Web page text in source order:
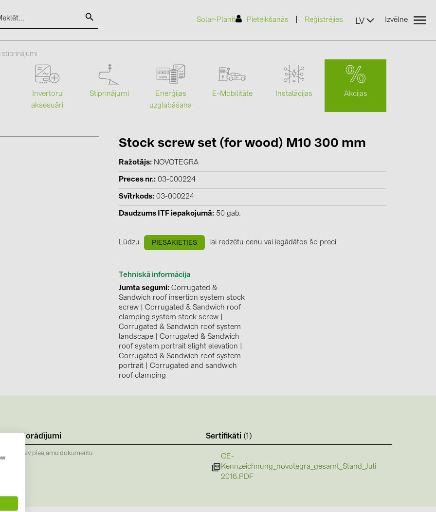
Solar-Planit Pieteikšanās Reģistrējies LV Izvēlne
SOLAR-PLANIT
Kategorijas
Saules paneļi (19)
Ražotāji
ABB (21)
BAKS (51)
BUDMAT (6)
EVOPIPES (7)
FRONIUS (42)
GROMTOR (32)
HUAWEI (51)
JINKO (1)
LEADER (6)
LONGi Solar (5)
NOVOTEGRA (315)
PROJOY (3)
PRYSMIAN DRAKA (18)
Solinteg (4)
stiprinājumi
Invertoru
aksesuāri
Stiprinājumi
Enerģijas
uzglabāšana
E-Mobilitāte Instalācijas Akcijas
Stock screw set (for wood) M10 300 mm
Ražotājs NOVOTEGRA
Preces nr. 03-000224
Svītrkods 03-000224
Daudzums ITF iepakojumā 50 gab.
Lūdzu PIESAKIETIES lai redzētu cenu vai iegādātos šo preci
Tehniskā informācija
Jumta segumi Corrugated &
Sandwich roof insertion system stock
screw
Corrugated & Sandwich roof
clamping system stock screw
Corrugated & Sandwich roof system
landscape
Corrugated & Sandwich
roof system portrait slight elevation
Corrugated & Sandwich roof system
portrait
Corrugated and sandwich
roof clamping
Norādījumi
Nav pieejamu dokumentu
Sertifikāti (1)
CE-
Kennzeichnung_novotegra_gesamt_Stand_Juli
2016.PDF